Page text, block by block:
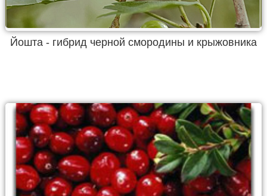
Йошта - гибрид черной смородины и крыжовника